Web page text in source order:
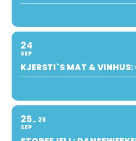
24
SEP
KJERSTI`S MAT & VINHUS:
25
SEP
26